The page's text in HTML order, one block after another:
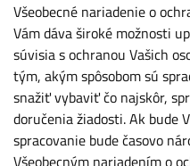
Všeobecné nariadenie o
Vám dáva široké možnosti
súvisia s ochranou Vašich
tým, akým spôsobom sú
snažiť vybaviť čo najskôr,
doručenia žiadosti. Ak bude
spracovanie bude časovo
Všeobecným nariadením o